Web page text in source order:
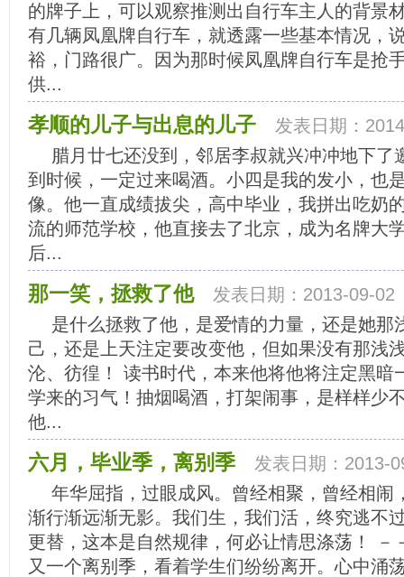
的牌子上，可以观察推测出自行车主人的背景
有几辆凤凰牌自行车，就透露一些基本情况，
裕，门路很广。因为那时候凤凰牌自行车是抢
供...
孝顺的儿子与出息的儿子
发表日期：
腊月廿七还没到，邻居李叔就兴冲冲地下了
到时候，一定过来喝酒。小四是我的发小，也
像。他一直成绩拔尖，高中毕业，我拼出吃奶
流的师范学校，他直接去了北京，成为名牌大
后...
那一笑，拯救了他
发表日期：2013-09-02
是什么拯救了他，是爱情的力量，还是她那
己，还是上天注定要改变他，但如果没有那浅
沦、彷徨！ 读书时代，本来他将他将注定黑暗
学来的习气！抽烟喝酒，打架闹事，是样样少
他...
六月，毕业季，离别季
发表日期：2013-
年华屈指，过眼成风。曾经相聚，曾经相闹
渐行渐远渐无影。我们生，我们活，终究逃不
更替，这本是自然规律，何必让情思涤荡！ －
又一个离别季，看着学生们纷纷离开。心中涌